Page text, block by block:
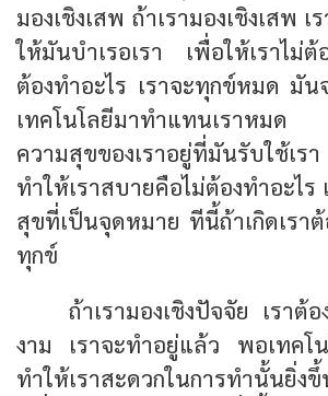
มองเชิงเสพ ถ้าเรามองเชิงเสพ เ
ให้มันบำเรอเรา เพื่อให้เราไม่
ต้องทำอะไร เราจะทุกข์หมด มัน
เทคโนโลยีมาทำแทนเราหม
ความสุขของเราอยู่ที่มันรับใช้
ทำให้เราสบายคือไม่ต้องทำอะไ
สุขที่เป็นจุดหมาย ทีนี้ถ้าเกิดเราต้
ทุกข์
ถ้าเรามองเชิงปัจจัย เราต้
งาม เราจะทำอยู่แล้ว พอเทคโ
ทำให้เราสะดวกในการทำนั้นยิ่ง